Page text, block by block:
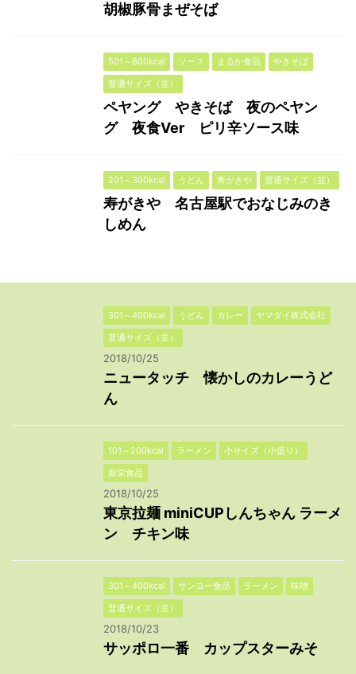
胡椒豚骨まぜそば
501～600kcal ソース まるか食品
やきそば
普通サイズ（並）
ペヤング やきそば 夜のペヤン
グ 夜食Ver ピリ辛ソース味
201～300kcal うどん 寿がきや 普通サイズ（並）
寿がきや 名古屋駅でおなじみのき
しめん
301～400kcal うどん カレー
ヤマダイ株式会社
普通サイズ（並）
2018/10/25
ニュータッチ 懐かしのカレーうど
ん
101～200kcal ラーメン
小サイズ（小盛り）
新栄食品
2018/10/25
東京拉麺 miniCUPしんちゃん ラーメ
ン チキン味
301～400kcal サンヨー食品 ラーメン
味噌
普通サイズ（並）
2018/10/23
サッポロ一番 カップスターみそ